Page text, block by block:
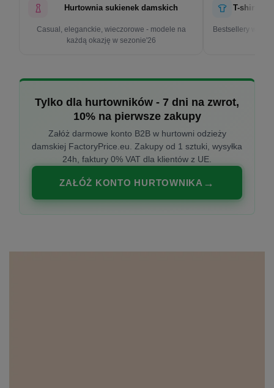
Hurtownia sukienek damskich
Casual, eleganckie, wieczorowe - modele na
każdą okazję w sezonie'26
T-shirty
Bestsellery w
Tylko dla hurtowników - 7 dni na zwrot,
10% na pierwsze zakupy
Załóż darmowe konto B2B w hurtowni odzieży
damskiej FactoryPrice.eu. Zakupy od 1 sztuki, wysyłka
24h, faktury 0% VAT dla klientów z UE.
ZAŁÓŻ KONTO HURTOWNIKA